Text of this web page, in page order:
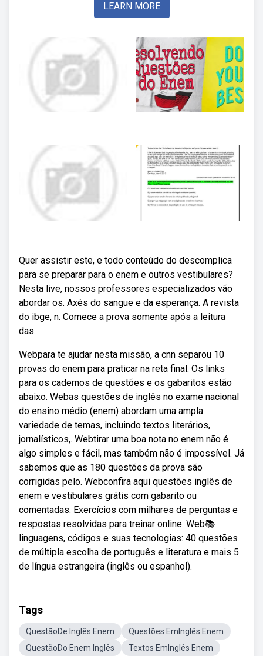
LEARN MORE
Quer assistir este, e todo conteúdo do descomplica
para se preparar para o enem e outros vestibulares?
Nesta live, nossos professores especializados vão
abordar os. Axés do sangue e da esperança. A revista
do ibge, n. Comece a prova somente após a leitura
das.
Webpara te ajudar nesta missão, a cnn separou 10
provas do enem para praticar na reta final. Os links
para os cadernos de questões e os gabaritos estão
abaixo. Webas questões de inglês no exame nacional
do ensino médio (enem) abordam uma ampla
variedade de temas, incluindo textos literários,
jornalísticos,. Webtirar uma boa nota no enem não é
algo simples e fácil, mas também não é impossível. Já
sabemos que as 180 questões da prova são
corrigidas pelo. Webconfira aqui questões inglês de
enem e vestibulares grátis com gabarito ou
comentadas. Exercícios com milhares de perguntas e
respostas resolvidas para treinar online. Web📚
linguagens, códigos e suas tecnologias: 40 questões
de múltipla escolha de português e literatura e mais 5
de língua estrangeira (inglês ou espanhol).
Tags
QuestãoDe Inglês Enem
Questões EmInglês Enem
QuestãoDo Enem Inglês
Textos EmInglês Enem